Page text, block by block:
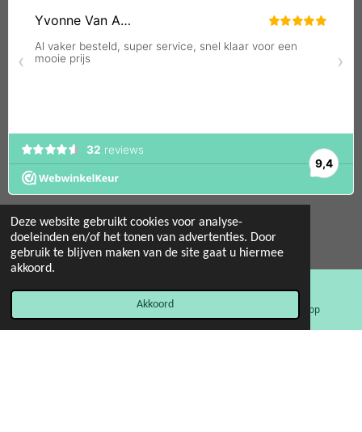
Deze website gebruikt cookies voor analyse-
doeleinden en/of het tonen van advertenties. Door
gebruik te blijven maken van de site gaat u hiermee
akkoord.
Akkoord
© 2022 - 2026 Mint 11 giftstore
Powered byJouwWeb
Facebook WhatsApp